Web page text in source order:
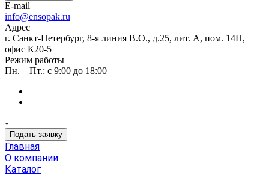
E-mail
info@ensopak.ru
Адрес
г. Санкт-Петербург, 8-я линия В.О., д.25, лит. А, пом. 14Н,
офис К20-5
Режим работы
Пн. – Пт.: с 9:00 до 18:00
Подать заявку
Главная
О компании
Каталог